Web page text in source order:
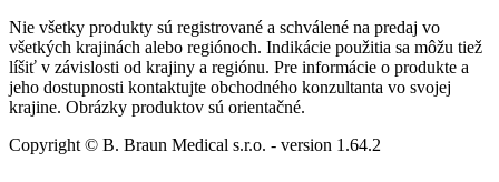
Nie všetky produkty sú registrované a schválené na predaj vo
všetkých krajinách alebo regiónoch. Indikácie použitia sa môžu tiež
líšiť v závislosti od krajiny a regiónu. Pre informácie o produkte a
jeho dostupnosti kontaktujte obchodného konzultanta vo svojej
krajine. Obrázky produktov sú orientačné.
Copyright © B. Braun Medical s.r.o. - version 1.64.2